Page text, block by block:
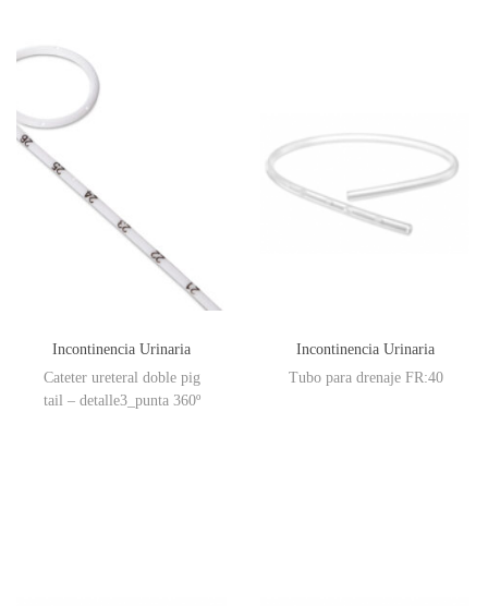
Incontinencia Urinaria
Cateter ureteral doble pig
tail – detalle3_punta 360º
Incontinencia Urinaria
Tubo para drenaje FR:40